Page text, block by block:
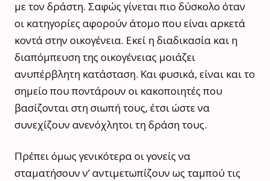
με τον δράστη. Σαφώς γίνεται πιο δύσκολο όταν
οι κατηγορίες αφορούν άτομο που είναι αρκετά
κοντά στην οικογένεια. Εκεί η διαδικασία και η
διαπόμπευση της οικογένειας μοιάζει
ανυπέρβλητη κατάσταση. Και φυσικά, είναι και το
σημείο που ποντάρουν οι κακοποιητές που
βασίζονται στη σιωπή τους, έτσι ώστε να
συνεχίζουν ανενόχλητοι τη δράση τους.
Πρέπει όμως γενικότερα οι γονείς να
σταματήσουν ν’ αντιμετωπίζουν ως ταμπού τις